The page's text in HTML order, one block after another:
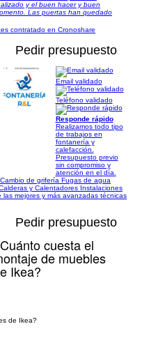
y el buen hacer y buen
Las puertas han quedado
contratado en Cronoshare
Pedir presupuesto
Email validado
Teléfono validado
Responde rápido
Realizamos todo tipo
de trabajos en
fontanería y
calefacción.
Presupuesto previo
sin compromiso y
atención en el día.
de grifería Fugas de agua
y Calentadores Instalaciones
mejores y más avanzadas técnicas
Pedir presupuesto
cuesta el
de muebles
Ikea?